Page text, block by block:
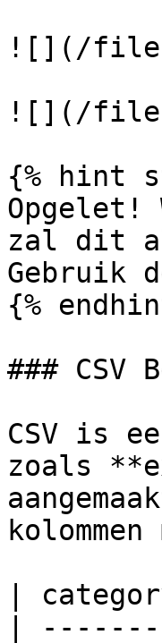
![](/files/-
![](/
{% hint
Opgelet!
zal dit
Gebruik
{%
### CSV
CSV is
zoals
|
|